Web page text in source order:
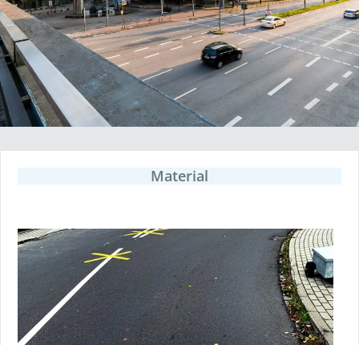
Material